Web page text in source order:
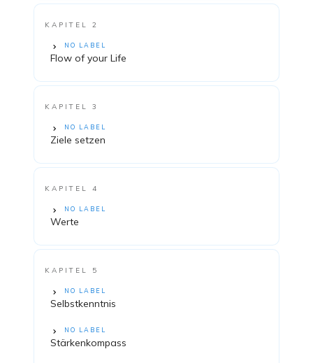
KAPITEL 2
NO LABEL
Flow of your Life
KAPITEL 3
NO LABEL
Ziele setzen
KAPITEL 4
NO LABEL
Werte
KAPITEL 5
NO LABEL
Selbstkenntnis
NO LABEL
Stärkenkompass